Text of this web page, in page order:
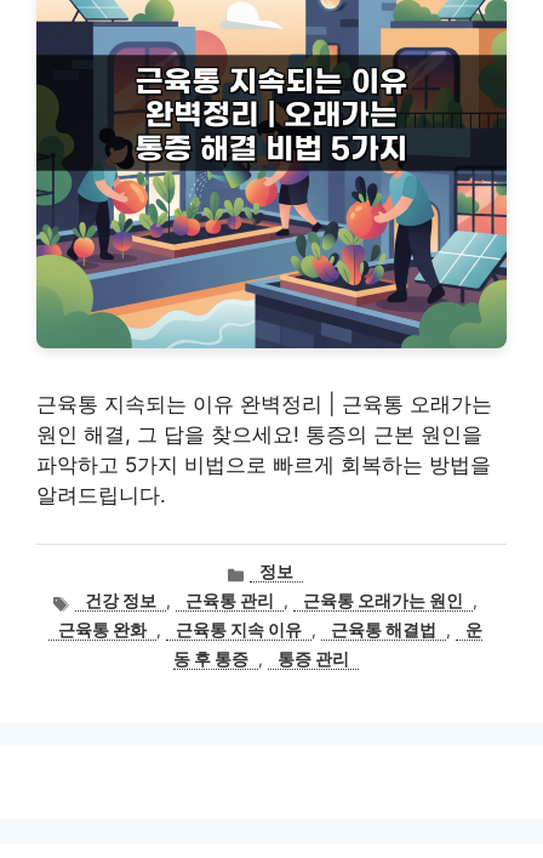
근육통 지속되는 이유 완벽정리 | 근육통 오래가는
원인 해결, 그 답을 찾으세요! 통증의 근본 원인을
파악하고 5가지 비법으로 빠르게 회복하는 방법을
알려드립니다.
카
테
고
리
정보
태
그
건강 정보 , 근육통 관리 , 근육통 오래가는 원인
,
근육통 완화 , 근육통 지속 이유 , 근육통 해결법 ,
운
동 후 통증 , 통증 관리